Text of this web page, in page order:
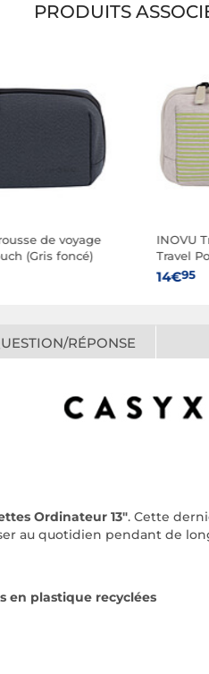
PRODUITS
de voyage
(Gris foncé)
INOVU
Travel
14€95
RÉPONSE
Ordinateur 13". Cette
au quotidien pendant de
en plastique recyclées